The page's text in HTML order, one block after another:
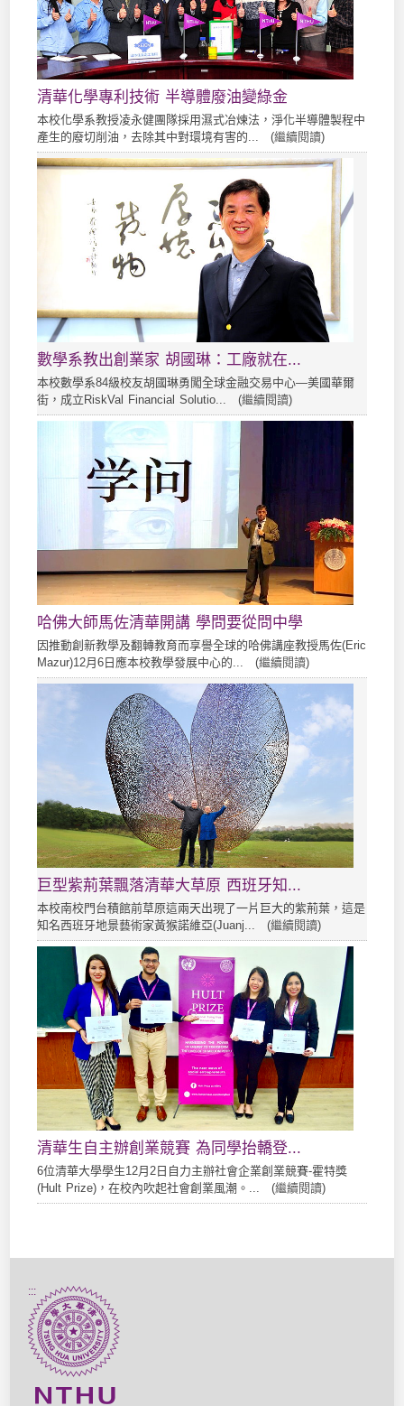
清華化學專利技術 半導體廢油變綠金
本校化學系教授凌永健團隊採用濕式冶煉法，淨化半導體製程中
產生的廢切削油，去除其中對環境有害的... (繼續閱讀)
數學系教出創業家 胡國琳：工廠就在...
本校數學系84級校友胡國琳勇闖全球金融交易中心—美國華爾
街，成立RiskVal Financial Solutio... (繼續閱讀)
哈佛大師馬佐清華開講 學問要從問中學
因推動創新教學及翻轉教育而享譽全球的哈佛講座教授馬佐(Eric
Mazur)12月6日應本校教學發展中心的... (繼續閱讀)
巨型紫荊葉飄落清華大草原 西班牙知...
本校南校門台積館前草原這兩天出現了一片巨大的紫荊葉，這是
知名西班牙地景藝術家黃猴諾維亞(Juanj... (繼續閱讀)
清華生自主辦創業競賽 為同學抬轎登...
6位清華大學學生12月2日自力主辦社會企業創業競賽-霍特獎
(Hult Prize)，在校內吹起社會創業風潮。... (繼續閱讀)
:::